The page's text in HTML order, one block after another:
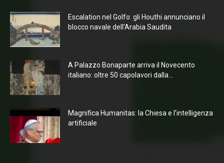
Escalation nel Golfo: gli Houthi annunciano il
blocco navale dell’Arabia Saudita
A Palazzo Bonaparte arriva il Novecento
italiano: oltre 50 capolavori dalla...
Magnifica Humanitas: la Chiesa e l’intelligenza
artificiale